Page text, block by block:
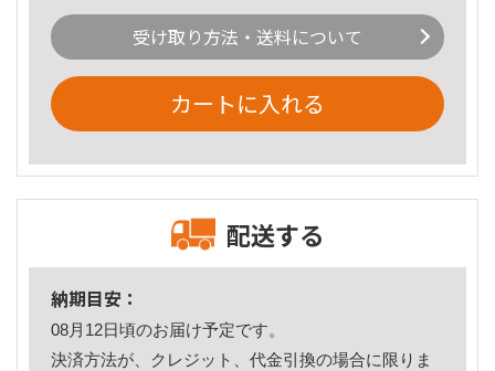
受け取り方法・送料について
カートに入れる
配送する
納期目安：
08月12日頃のお届け予定です。
決済方法が、クレジット、代金引換の場合に限りま